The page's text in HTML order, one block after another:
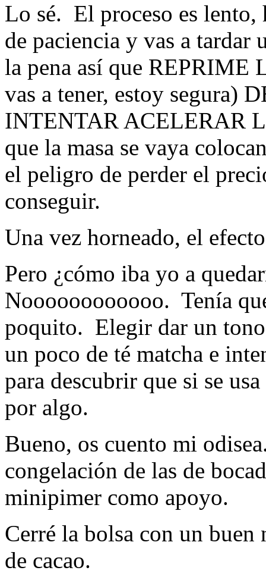
Lo sé. El proceso es lento,
de paciencia y vas a tardar
la pena así que REPRIME
vas a tener, estoy segura)
INTENTAR ACELERAR
que la masa se vaya
el peligro de perder el
conseguir.
Una vez horneado, el
Pero ¿cómo iba yo a
Noooooooooooo. Tenía
poquito. Elegir dar un tono
un poco de té matcha e
para descubrir que si se
por algo.
Bueno, os cuento mi
congelación de las de
minipimer como apoyo.
Cerré la bolsa con un
de cacao.